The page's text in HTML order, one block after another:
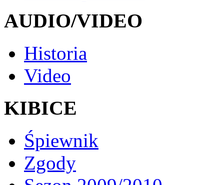
AUDIO/VIDEO
Historia
Video
KIBICE
Śpiewnik
Zgody